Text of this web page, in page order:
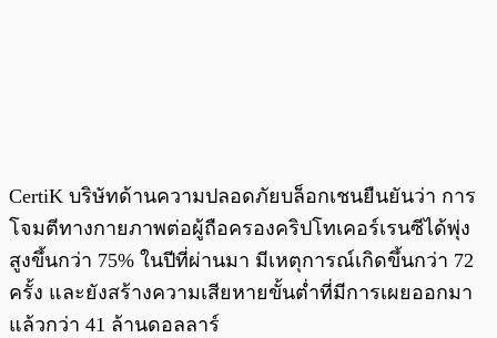
CertiK บริษัทด้านความปลอดภัยบล็อกเชนยืนยันว่า การ
โจมตีทางกายภาพต่อผู้ถือครองคริปโทเคอร์เรนซีได้พุ่ง
สูงขึ้นกว่า 75% ในปีที่ผ่านมา มีเหตุการณ์เกิดขึ้นกว่า 72
ครั้ง และยังสร้างความเสียหายขั้นต่ำที่มีการเผยออกมา
แล้วกว่า 41 ล้านดอลลาร์